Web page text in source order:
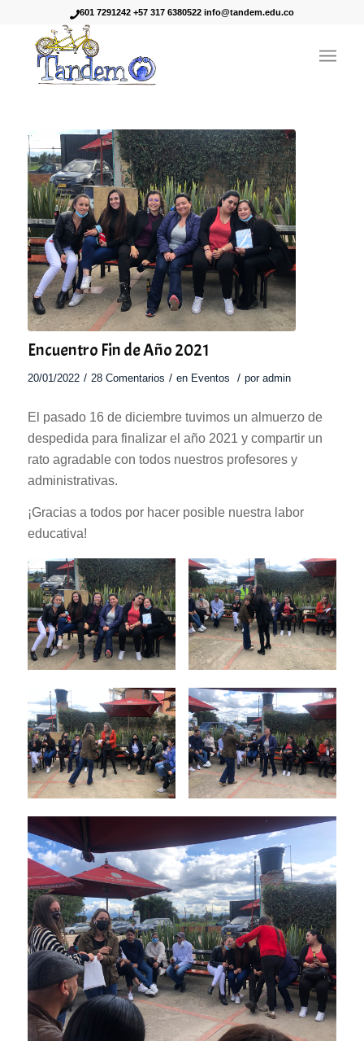
601 7291242 +57 317 6380522 info@tandem.edu.co
Encuentro Fin de Año 2021
20/01/2022 / 28 Comentarios / en Eventos / por admin
El pasado 16 de diciembre tuvimos un almuerzo de
despedida para finalizar el año 2021 y compartir un
rato agradable con todos nuestros profesores y
administrativas.
¡Gracias a todos por hacer posible nuestra labor
educativa!